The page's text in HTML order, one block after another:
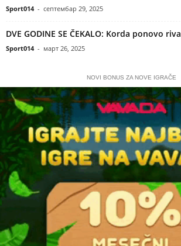
Sport014 - септембар 29, 2025
DVE GODINE SE ČEKALO: Korda ponovo
Sport014 - март 26, 2025
NOVI BONUS ZA NOVE IGRAČE